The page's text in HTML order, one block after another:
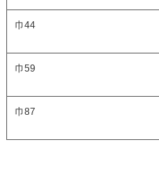
巾44
巾59
巾87